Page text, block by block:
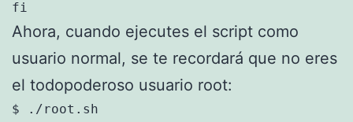
fi
Ahora, cuando ejecutes el script como
usuario normal, se te recordará que no eres
el todopoderoso usuario root:
$ ./root.sh